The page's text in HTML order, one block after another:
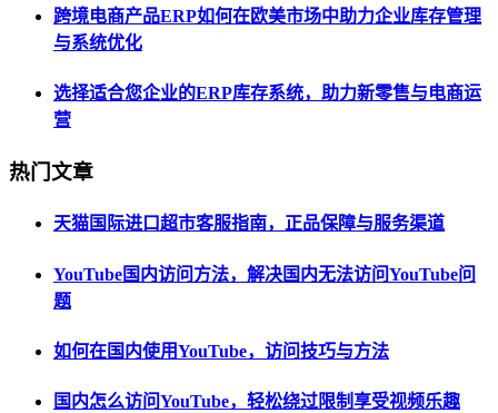
跨境电商产品ERP如何在欧美市场中助力企业库存管理
与系统优化
选择适合您企业的ERP库存系统，助力新零售与电商运
营
热门文章
天猫国际进口超市客服指南，正品保障与服务渠道
YouTube国内访问方法，解决国内无法访问YouTube问
题
如何在国内使用YouTube，访问技巧与方法
国内怎么访问YouTube，轻松绕过限制享受视频乐趣